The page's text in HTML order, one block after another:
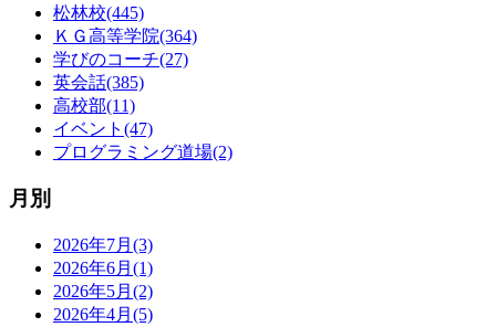
松林校(445)
ＫＧ高等学院(364)
学びのコーチ(27)
英会話(385)
高校部(11)
イベント(47)
プログラミング道場(2)
月別
2026年7月(3)
2026年6月(1)
2026年5月(2)
2026年4月(5)